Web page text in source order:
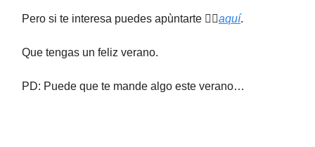
Pero si te interesa puedes apùntarte 👉🏻aquí.
Que tengas un feliz verano.
PD: Puede que te mande algo este verano…